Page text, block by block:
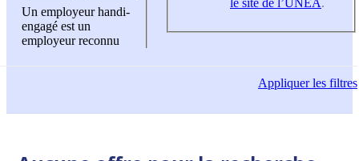
Un employeur handi-
engagé est un
employeur reconnu
Appliquerles filtres